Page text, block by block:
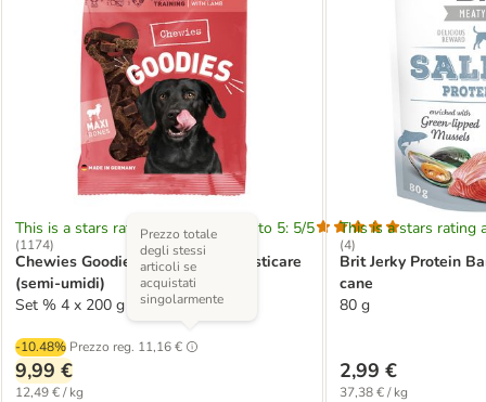
This is a stars rating area from zero to 5: 5/5
(1174)
Chewies Goodies Mini ossi da masticare
(semi-umidi)
Set % 4 x 200 g Agnello
-10.48% Prezzo reg. 11,16 €
Prezzo totale
degli stessi
articoli se
acquistati
singolarmente
9,99 €
12,49 € / kg
This is a stars rating
(4)
Brit Jerky Protein
cane
80 g
2,99 €
37,38 € / kg